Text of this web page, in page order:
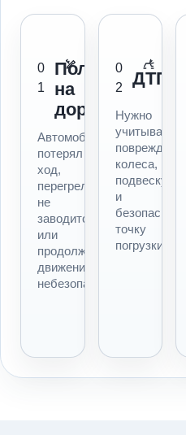
0
1
Поломка
на
дороге
Автомобиль
потерял
ход,
перегрелся,
не
заводится
или
продолжать
движение
небезопасно.
0
2
ДТП
Нужно
учитывать
повреждения,
колеса,
подвеску
и
безопасную
точку
погрузки.